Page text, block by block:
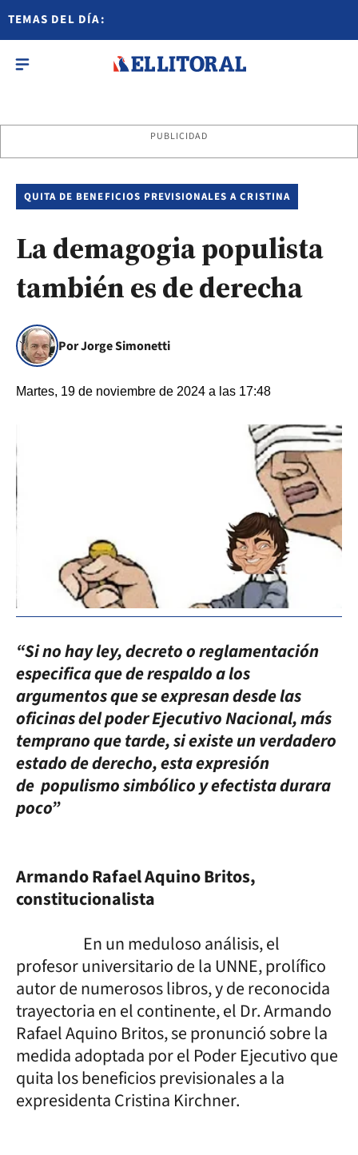
TEMAS DEL DÍA:
PUBLICIDAD
QUITA DE BENEFICIOS PREVISIONALES A CRISTINA
La demagogia populista
también es de derecha
Por Jorge Simonetti
Martes, 19 de noviembre de 2024 a las 17:48
“Si no hay ley, decreto o reglamentación
especifica que de respaldo a los
argumentos que se expresan desde las
oficinas del poder Ejecutivo Nacional, más
temprano que tarde, si existe un verdadero
estado de derecho, esta expresión
de populismo simbólico y efectista durara
poco”
Armando Rafael Aquino Britos,
constitucionalista
En un meduloso análisis, el
profesor universitario de la UNNE, prolífico
autor de numerosos libros, y de reconocida
trayectoria en el continente, el Dr. Armando
Rafael Aquino Britos, se pronunció sobre la
medida adoptada por el Poder Ejecutivo que
quita los beneficios previsionales a la
expresidenta Cristina Kirchner.